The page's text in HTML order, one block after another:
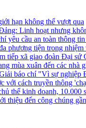
hạn không thể vượt qua
Linh hoạt nhưng
yêu cầu an toàn thông tin
phương tiện trong
tiếp xã giao đoàn Đại sứ
mùa xuân đến các nhà
báo chí "Vì sự nghiệp
với cách truyền thông
thể kinh doanh, 10.000
thiệu đến công chúng